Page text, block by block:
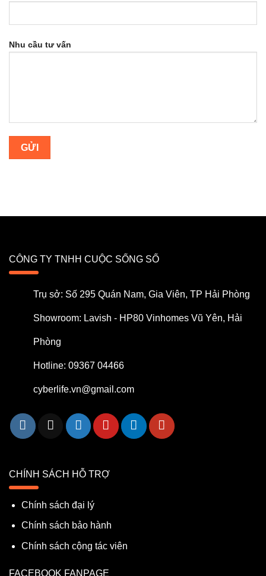
Nhu cầu tư vấn
CÔNG TY TNHH CUỘC SỐNG SỐ
Trụ sở: Số 295 Quán Nam, Gia Viên, TP Hải Phòng
Showroom: Lavish - HP80 Vinhomes Vũ Yên, Hải
Phòng
Hotline: 09367 04466
cyberlife.vn@gmail.com
CHÍNH SÁCH HỖ TRỢ
Chính sách đại lý
Chính sách bảo hành
Chính sách cộng tác viên
FACEBOOK FANPAGE